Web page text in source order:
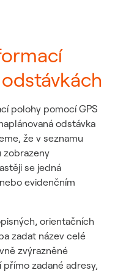
polohy pomocí GPS
odstávka
že v seznamu
zobrazeny
se jedná
evidenčním
orientačních
zadat název celé
zvýrazněné
zadané adresy,